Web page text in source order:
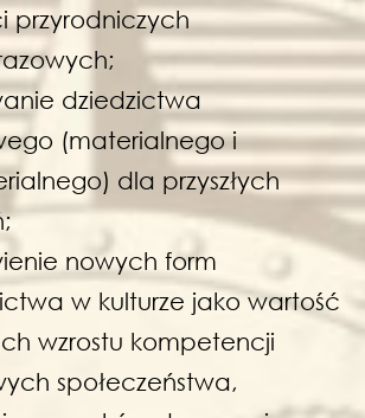
przyrodniczych
dziedzictwa
(materialnego i
dla przyszłych
nowych form
w kulturze jako wartość
wzrostu kompetencji
społeczeństwa,